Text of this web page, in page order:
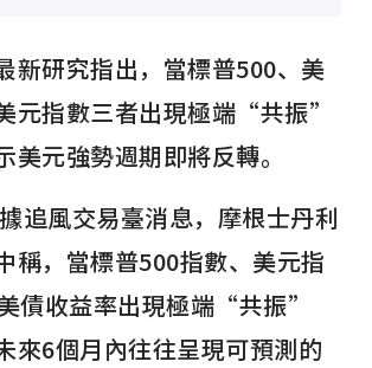
新研究指出，當標普500、美
元指數三者出現極端“共振”
美元強勢週期即將反轉。
追風交易臺消息，摩根士丹利
稱，當標普500指數、美元指
債收益率出現極端“共振”
來6個月內往往呈現可預測的